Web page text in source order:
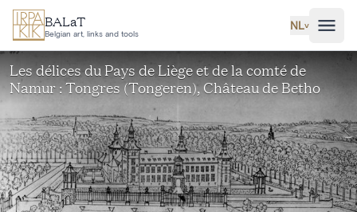
Ga naar hoofdinhoud
BALaT
Belgian art, links and tools
NL˅
Les délices du Pays de Liège et de la comté de
Namur : Tongres (Tongeren), Château de Betho